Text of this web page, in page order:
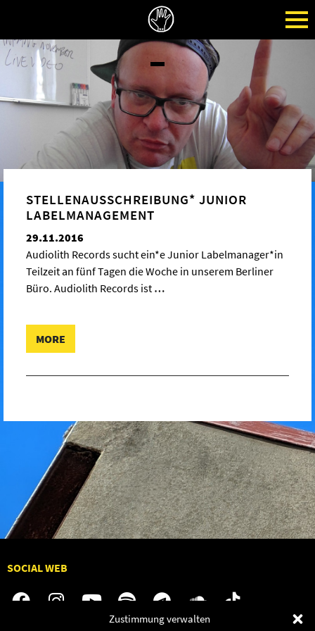
Zustimmung verwalten
STELLENAUSSCHREIBUNG* JUNIOR
LABELMANAGEMENT
29.11.2016
Audiolith Records sucht ein*e Junior Labelmanager*in
Teilzeit an fünf Tagen die Woche in unserem Berliner
Büro. Audiolith Records ist …
MORE
SOCIAL WEB